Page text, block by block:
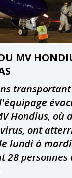
MV
Hondius, où
ont
lundi à
28 personnes